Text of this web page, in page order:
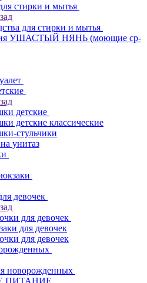
стирки и мытья
для стирки и мытья
УШАСТЫЙ НЯНЬ (моющие ср-
детские
детские классические
стульчики
унитаз
девочек
для девочек
для девочек
для девочек
новорожденных
ПИТАНИЕ